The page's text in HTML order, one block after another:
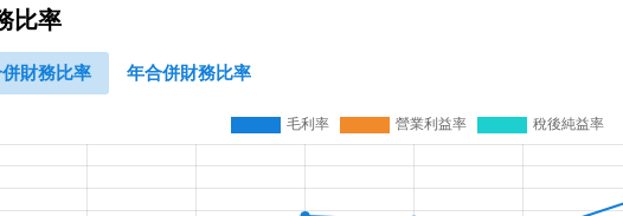
比率
財務比率 年合併財務比率